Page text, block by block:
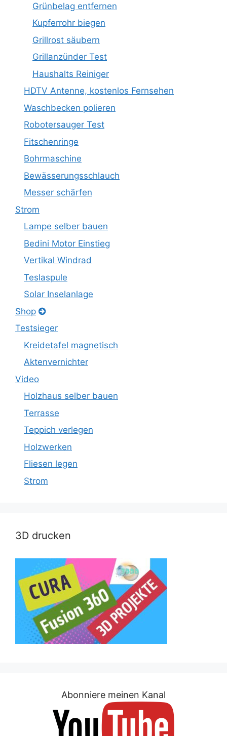
Grünbelag entfernen
Kupferrohr biegen
Grillrost säubern
Grillanzünder Test
Haushalts Reiniger
HDTV Antenne, kostenlos Fernsehen
Waschbecken polieren
Robotersauger Test
Fitschenringe
Bohrmaschine
Bewässerungsschlauch
Messer schärfen
Strom
Lampe selber bauen
Bedini Motor Einstieg
Vertikal Windrad
Teslaspule
Solar Inselanlage
Shop
Testsieger
Kreidetafel magnetisch
Aktenvernichter
Video
Holzhaus selber bauen
Terrasse
Teppich verlegen
Holzwerken
Fliesen legen
Strom
3D drucken
Abonniere meinen Kanal